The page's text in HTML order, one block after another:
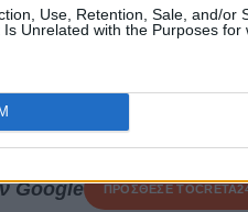
Use, Retention, Sale, and/or
Unrelated with the Purposes for
κοινότητα για
Google ΠΡΟΣΘΕΣΕ ΤΟ